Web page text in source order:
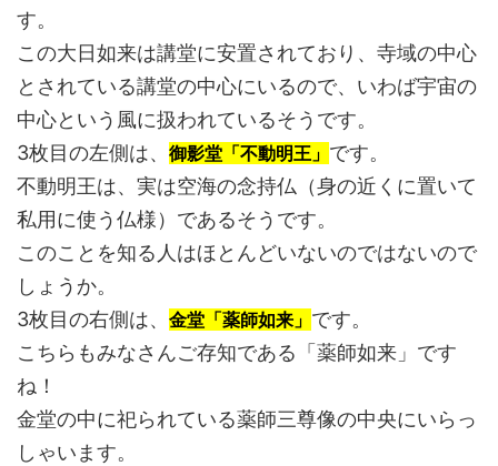
す。
この大日如来は講堂に安置されており、寺域の中心
とされている講堂の中心にいるので、いわば宇宙の
中心という風に扱われているそうです。
3枚目の左側は、 御影堂「不動明王」 です。
不動明王は、実は空海の念持仏（身の近くに置いて
私用に使う仏様）であるそうです。
このことを知る人はほとんどいないのではないので
しょうか。
3枚目の右側は、 金堂「薬師如来」 です。
こちらもみなさんご存知である「薬師如来」です
ね！
金堂の中に祀られている薬師三尊像の中央にいらっ
しゃいます。